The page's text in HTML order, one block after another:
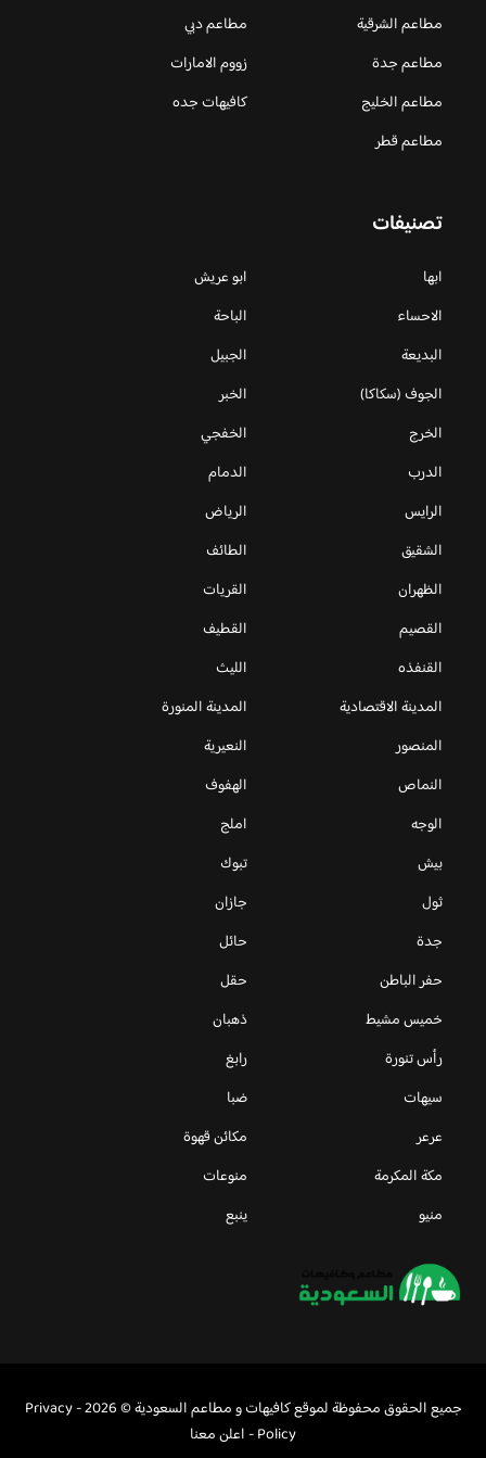
مطاعم الشرقية
مطاعم دبي
مطاعم جدة
زووم الامارات
مطاعم الخليج
كافيهات جده
مطاعم قطر
تصنيفات
ابها
ابو عريش
الاحساء
الباحة
البديعة
الجبيل
الجوف (سكاكا)
الخبر
الخرج
الخفجي
الدرب
الدمام
الرايس
الرياض
الشقيق
الطائف
الظهران
القريات
القصيم
القطيف
القنفذه
الليث
المدينة الاقتصادية
المدينة المنورة
المنصور
النعيرية
النماص
الهفوف
الوجه
املج
بيش
تبوك
ثول
جازان
جدة
حائل
حفر الباطن
حقل
خميس مشيط
ذهبان
رأس تنورة
رابغ
سيهات
ضبا
عرعر
مكائن قهوة
مكة المكرمة
منوعات
منيو
ينبع
جميع الحقوق محفوظة لموقع كافيهات و مطاعم السعودية © 2026 -
Privacy
Policy
-اعلن معنا